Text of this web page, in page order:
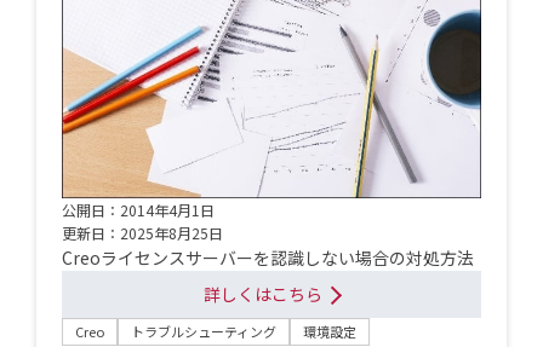
公開日：2014年4月1日
更新日：2025年8月25日
Creoライセンスサーバーを認識しない場合の対処方法
詳しくはこちら
Creo トラブルシューティング 環境設定